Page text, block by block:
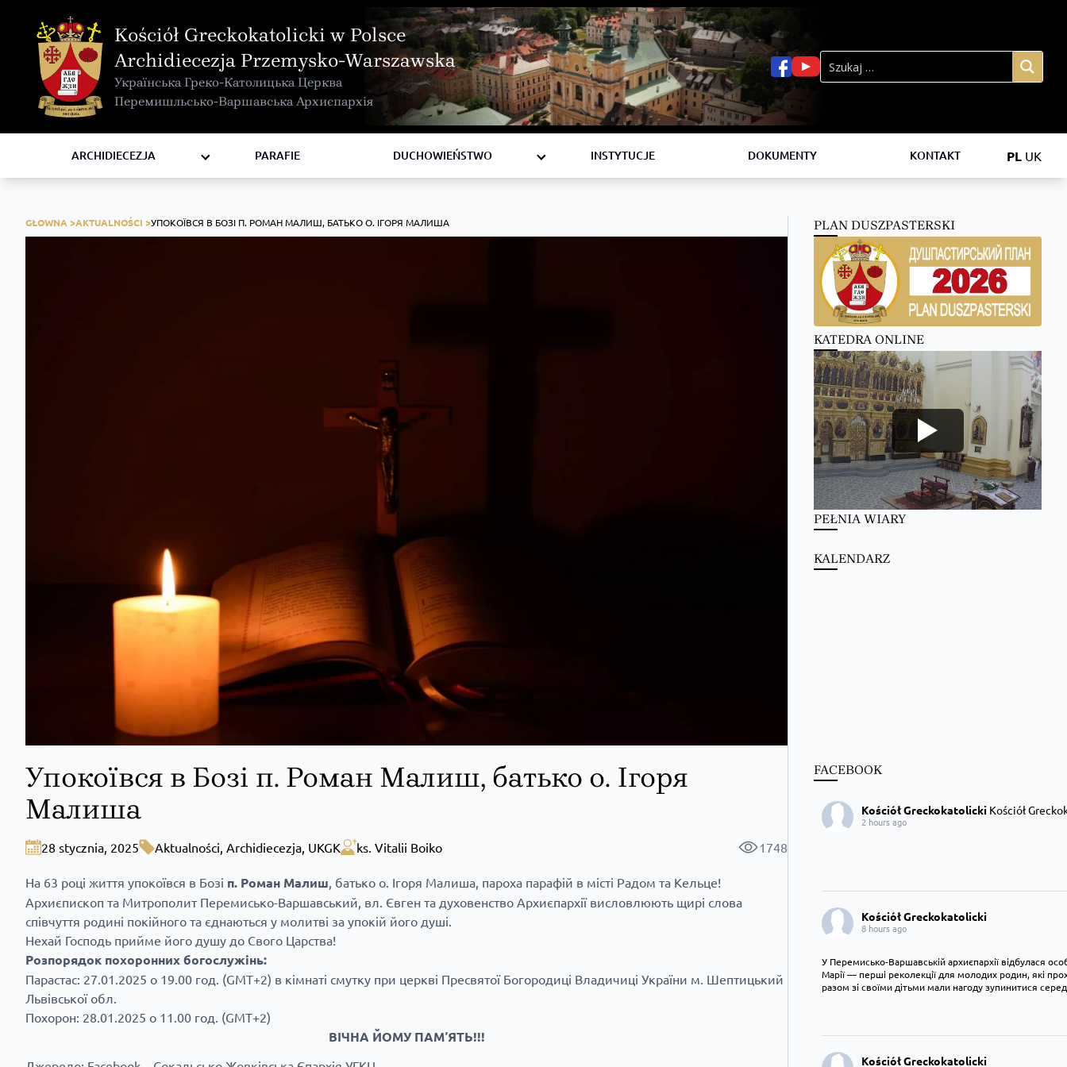
Kościół Greckokatolicki w Polsce
Archidiecezja Przemysko-Warszawska
Українська Греко-Католицька Церква
Перемишльсько-Варшавська Архиєпархія
ARCHIDIECEZJA
KURIA METROPOLITALNA
KAPITUŁA
KOMISJE I WYDZIAŁY
RADY
ZAKONY I ZGROMADZENIA
PARAFIE
DUCHOWIEŃSTWO
BISKUPI
KSIĘŻA
INSTYTUCJE
DOKUMENTY KONTAKT PL UK
GŁOWNA >AKTUALNOŚCI >УПОКОЇВСЯ В БОЗІ П. РОМАН МАЛИШ, БАТЬКО О. ІГОРЯ МАЛИША
Упокоївся в Бозі п. Роман Малиш, батько о. Ігоря
Малиша
28 stycznia, 2025 Aktualności Archidiecezja UKGK ks. Vitalii Boiko 1748
На 63 році життя упокоївся в Бозі п. Роман Малиш , батько о. Ігоря Малиша, пароха парафій в місті Радом та Кельце!
Архиєпископ та Митрополит Перемисько-Варшавський, вл. Євген та духовенство Архиєпархії висловлюють щирі слова
співчуття родині покійного та єднаються у молитві за упокій його душі.
Нехай Господь прийме його душу до Свого Царства!
Розпорядок похоронних богослужінь:
Парастас: 27.01.2025 о 19.00 год. (GMT+2) в кімнаті смутку при церкві Пресвятої Богородиці Владичиці України м. Шептицький
Львівської обл.
Похорон: 28.01.2025 о 11.00 год. (GMT+2)
ВІЧНА ЙОМУ ПАМʼЯТЬ!!!
PLAN DUSZPASTERSKI
KATEDRA ONLINE
PEŁNIA WIARY
KALENDARZ
FACEBOOK
Kościół Greckokatolicki Kościół
2 hours ago
Kościół Greckokatolicki
8 hours ago
У Перемисько-Варшавській архиєпархії відбулася
Марії — перші реколекції для молодих родин, які
разом зі своїми дітьми мали нагоду зупинитися
Kościół Greckokatolicki